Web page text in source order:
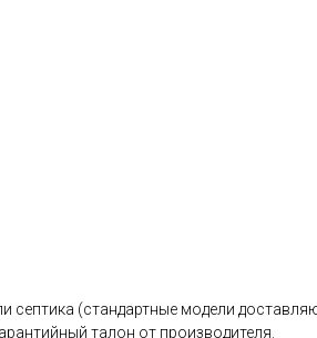
септика (стандартные модели
талон от производителя.